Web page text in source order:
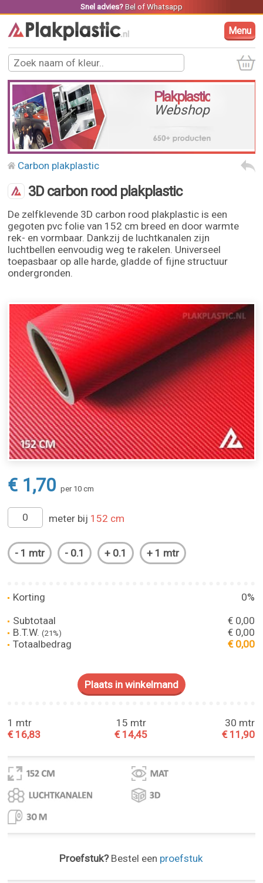
Snel advies? Belof Whatsapp
Menu
Plakplastic
Webshop
Carbon plakplastic
3D carbon rood plakplastic
De zelfklevende 3D carbon rood plakplastic is een
gegoten pvc folie van 152 cm breed en door warmte
rek- en vormbaar. Dankzij de luchtkanalen zijn
luchtbellen eenvoudig weg te rakelen. Universeel
toepasbaar op alle harde, gladde of fijne structuur
ondergronden.
€ 1,70 per 10 cm
meter bij 152 cm
Korting
0%
Subtotaal
€ 0,00
B.T.W.(21%)
€ 0,00
Totaalbedrag
€ 0,00
1 mtr
€ 16,83
15 mtr
€ 14,45
30 mtr
€ 11,90
Proefstuk?Bestel een proefstuk